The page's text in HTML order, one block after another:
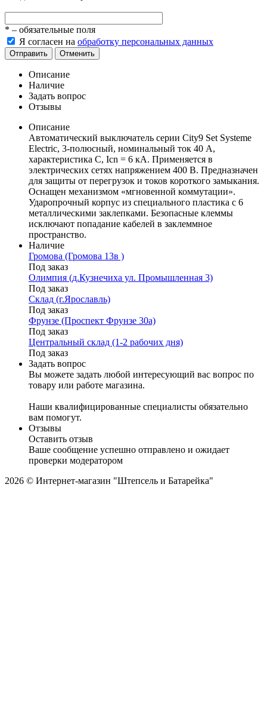
* – обязательные поля
Я согласен на обработку персональных данных
Отправить Отменить
Описание
Наличие
Задать вопрос
Отзывы
Описание
Автоматический выключатель серии City9 Set Systeme
Electric, 3-полюсный, номинальный ток 40 А,
характеристика С, Icn = 6 кА. Применяется в
электрических сетях напряжением 400 В. Предназначен
для защиты от перегрузок и токов короткого замыкания.
Оснащен механизмом «мгновенной коммутации».
Ударопрочный корпус из специального пластика с 6
металлическими заклепками. Безопасные клеммы
исключают попадание кабелей в заклеммное
пространство.
Наличие
Громова (Громова 13в )
Под заказ
Олимпия (д.Кузнечиха ул. Промышленная 3)
Под заказ
Склад (г.Ярославль)
Под заказ
Фрунзе (Проспект Фрунзе 30а)
Под заказ
Центральный склад (1-2 рабочих дня)
Под заказ
Задать вопрос
Вы можете задать любой интересующий вас вопрос по
товару или работе магазина.
Наши квалифицированные специалисты обязательно
вам помогут.
Отзывы
Оставить отзыв
Ваше сообщение успешно отправлено и ожидает
проверки модератором
2026 © Интернет-магазин "Штепсель и Батарейка"